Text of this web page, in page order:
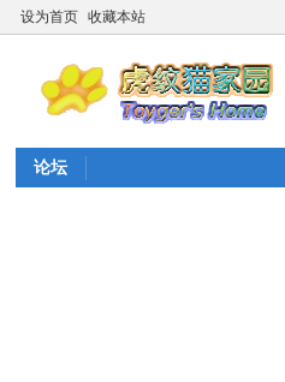
设为首页 收藏本站
论坛